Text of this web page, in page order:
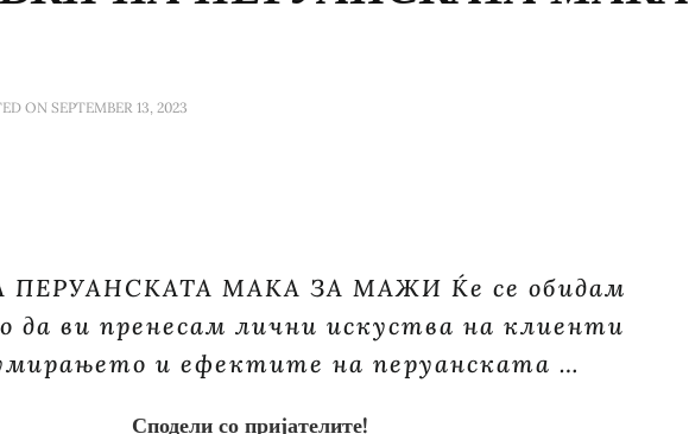
ONSEPTEMBER 13, 2023
МАКА ЗА МАЖИ Ќе се обидам
да ви пренесам лични искуства на клиенти
и ефектите на перуанската …
Сподели со пријателите!